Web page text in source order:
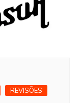
REVISÕES